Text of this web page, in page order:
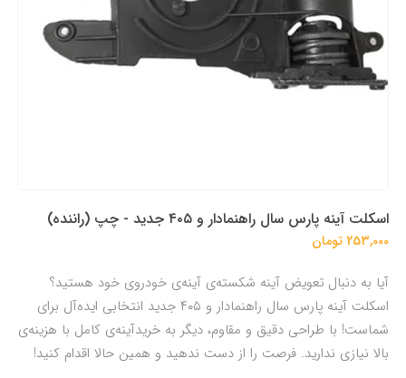
اسکلت آینه پارس سال راهنمادار و ۴۰۵ جدید - چپ (راننده)
253,000 تومان
آیا به دنبال تعویض آینه شکسته‌ی آینه‌ی خودروی خود هستید؟
اسکلت آینه پارس سال راهنمادار و ۴۰۵ جدید انتخابی ایده‌آل برای
شماست! با طراحی دقیق و مقاوم، دیگر به خریدآینه‌ی کامل با هزینه‌ی
بالا نیازی ندارید. فرصت را از دست ندهید و همین حالا اقدام کنید!